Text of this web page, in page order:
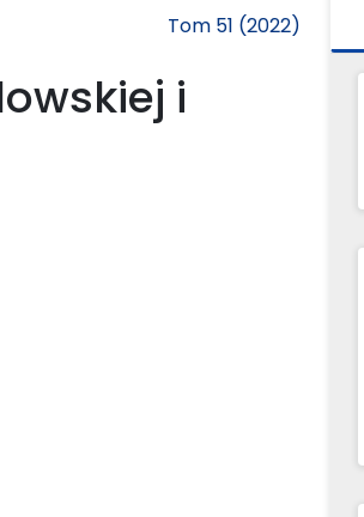
Tom 51 (2022)
i